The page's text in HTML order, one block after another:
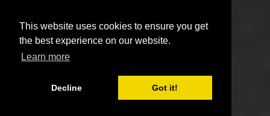
This website uses cookies to ensure you get
the best experience on our website.
Learn more
Decline Got it!